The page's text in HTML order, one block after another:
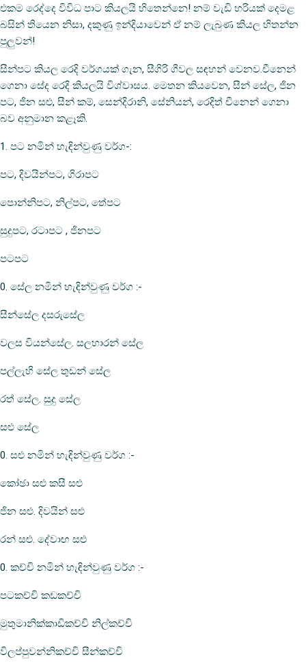
එකම රෙද්දෙ විවිධ පාට කියලයි හිතෙන්නෙ! නම් වැඩි හරියක් දෙමළ
බසින් තියෙන නිසා, දකුණු ඉන්දියාවෙන් ඒ නම් ලැබුණ කියල හිතන්න
පුලුවන්!
සීන්පට කියල රෙදි වර්ගයක් ගැන, සීගිරි ගීවල සඳහන් වෙනව.චීනෙන්
ගෙනා සේද රෙදි කියලයි විශ්වාසය. මෙතන කියවෙන, සීන් සේල, ජින
පට, ජින සළු, සීන් කම්, සෙන්දිරානි, සේනියන්, රෙදිත් චීනෙන් ගෙනා
බව අනුමාන කළෑකි.
1. පට නමින් හැඳින්වුණු වර්ග-:
පට, දිවයින්පට, ගිරාපට
පොන්නිපට, නිල්පට, තේපට
සුදුපට, රටාපට , ජිනපට
පටපට
0. සේල නමින් හැඳින්වුණු වර්ග :-
සීන්සේල දසරුසේල
වලස වියන්සේල. සලහාරන් සේල
පල්ලැහි සේල තුඩන් සේල
රත් සේල. සුදු සේල
සළු සේල
0. සළු නමින් හැඳින්වුණු වර්ග :-
කෝඡා සළු කසී සළු
ජින සළු. දිවයින් සළු
රන් සළු. දේවාඟ සළු
0. කච්චි නමින් හැඳින්වුණු වර්ග :-
පටකච්චි කඩකච්චි
මුතුමානික්කාඩිකච්චි නිල්කච්චි
විලප්පුවන්නිකච්චි සීන්කච්චි